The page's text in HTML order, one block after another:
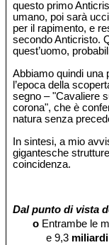
questo primo
umano, poi sarà
per il rapimento, e
secondo Anticristo.
quest’uomo,
Abbiamo quindi una
l’epoca della
segno – "Cavaliere
corona", che è
natura senza
In sintesi, a mio
gigantesche
coincidenza.
Dal punto di vista
o Entrambe le
e 9,3